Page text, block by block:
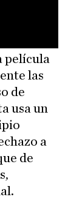
película
las
de
usa un
a
de